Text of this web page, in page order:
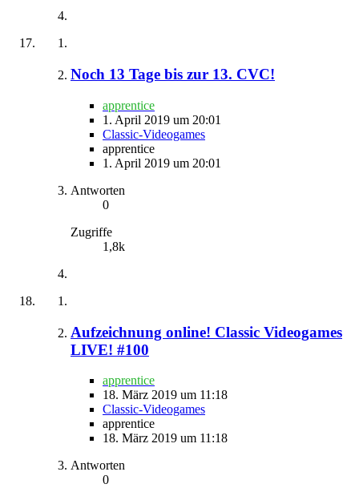
Noch 13 Tage bis zur 13. CVC!
apprentice
1. April 2019 um 20:01
Classic-Videogames
apprentice
1. April 2019 um 20:01
Antworten
0
Zugriffe
1,8k
Aufzeichnung online! Classic Videogames
LIVE! #100
apprentice
18. März 2019 um 11:18
Classic-Videogames
apprentice
18. März 2019 um 11:18
Antworten
0